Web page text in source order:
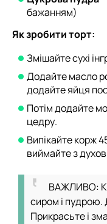
бажанням)
Як зробити торт:
Змішайте сухі
Додайте масло
додайте яйця
Потім додайте
цедру.
Випікайте корж
виймайте з
ВАЖЛИВО:
сиром і
Прикрасьте і